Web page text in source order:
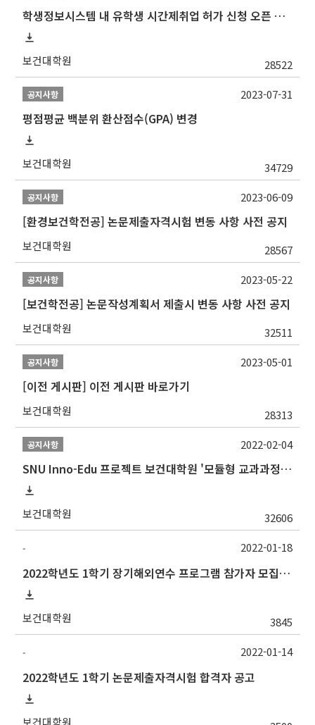
학생정보시스템 내 유학생 시간제취업 허가 신청 오픈 안내
보건대학원 28522
공지사항
평점평균 백분위 환산점수(GPA) 변경
보건대학원 34729
2023-07-31
공지사항
[환경보건학전공] 논문제출자격시험 변동 사항 사전 공지
보건대학원 28567
2023-06-09
공지사항
[보건학전공] 논문작성계획서 제출시 변동 사항 사전 공지
보건대학원 32511
2023-05-22
공지사항
[이전 게시판] 이전 게시판 바로가기
보건대학원 28313
2023-05-01
공지사항
SNU Inno-Edu 프로젝트 보건대학원 '모듈형 교과과정' 안내(revised 2022/2/28)
보건대학원 32606
2022-02-04
-
2022학년도 1학기 장기해외연수 프로그램 참가자 모집 안내
보건대학원 3845
2022-01-18
-
2022학년도 1학기 논문제출자격시험 합격자 공고
2022-01-14